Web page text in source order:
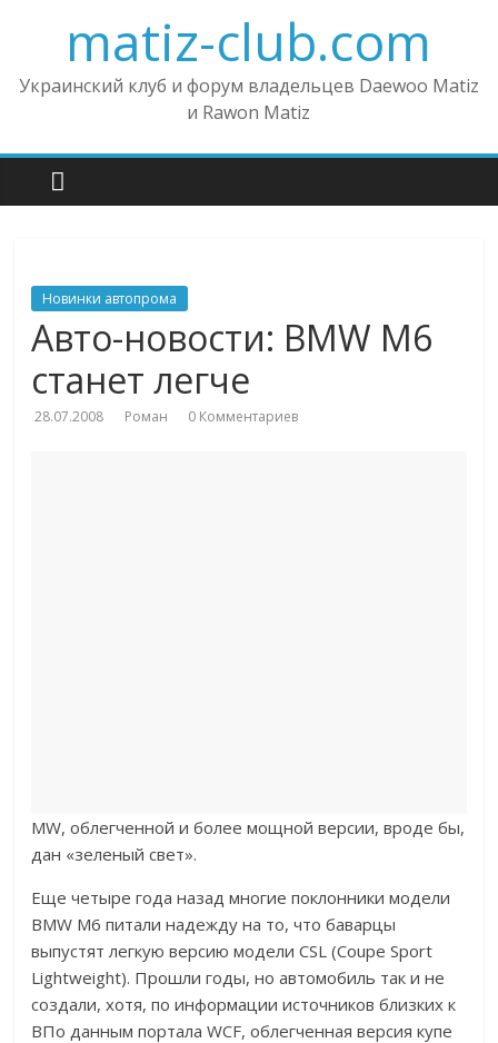
matiz-club.com
Украинский клуб и форум владельцев Daewoo Matiz
и Rawon Matiz
Новинки автопрома
Авто-новости: BMW M6
станет легче
28.07.2008 Роман 0 Комментариев
MW, облегченной и более мощной версии, вроде бы,
дан «зеленый свет».
Еще четыре года назад многие поклонники модели
BMW M6 питали надежду на то, что баварцы
выпустят легкую версию модели CSL (Coupe Sport
Lightweight). Прошли годы, но автомобиль так и не
создали, хотя, по информации источников близких к
BПо данным портала WCF, облегченная версия купе